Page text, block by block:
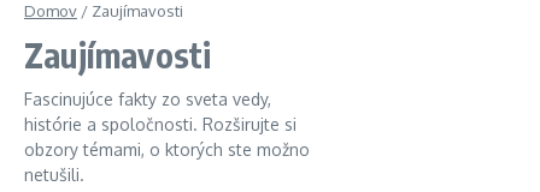
Domov / Zaujímavosti
Zaujímavosti
Fascinujúce fakty zo sveta vedy,
histórie a spoločnosti. Rozširujte si
obzory témami, o ktorých ste možno
netušili.